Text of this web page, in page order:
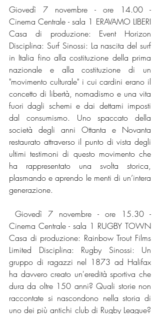
Giovedì 7 novembre - ore 14.00 -
Cinema Centrale - sala 1 ERAVAMO LIBERI
Casa di produzione: Event Horizon
Disciplina: Surf Sinossi: La nascita del surf
in Italia fino alla costituzione della prima
nazionale e alla costituzione di un
"movimento culturale" i cui cardini erano il
concetto di libertà, nomadismo e una vita
fuori dagli schemi e dai dettami imposti
dal consumismo. Uno spaccato della
società degli anni Ottanta e Novanta
restaurato attraverso il punto di vista degli
ultimi testimoni di questo movimento che
ha rappresentato una svolta storica,
plasmando e aprendo le menti di un’intera
generazione.
Giovedì 7 novembre - ore 15.30 -
Cinema Centrale - sala 1 RUGBY TOWN
Casa di produzione: Rainbow Trout Films
Limited Disciplina: Rugby Sinossi: Un
gruppo di ragazzi nel 1873 ad Halifax
ha davvero creato un'eredità sportiva che
dura da oltre 150 anni? Quali storie non
raccontate si nascondono nella storia di
uno dei più antichi club di Rugby League?